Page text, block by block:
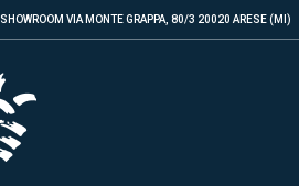
SHOWROOM VIA MONTE GRAPPA, 80/3 20020 ARESE (MI)